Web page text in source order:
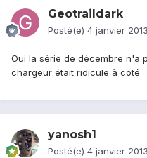
Geotraildark
Posté(e) 4 janvier 2013
Oui la série de décembre n'a
chargeur était ridicule à coté
yanosh1
Posté(e) 4 janvier 2013